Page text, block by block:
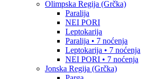
Olimpska Regija (Grčka)
Paralija
NEI PORI
Leptokarija
Paralija • 7 noćenja
Leptokarija • 7 noćenja
NEI PORI • 7 noćenja
Jonska Regija (Grčka)